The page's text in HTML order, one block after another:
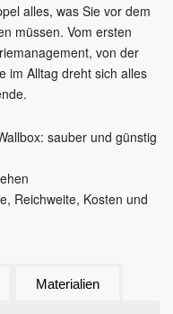
alles, was Sie vor dem
müssen. Vom ersten
von der
im Alltag dreht sich alles
sauber und günstig
Reichweite, Kosten und
Materialien